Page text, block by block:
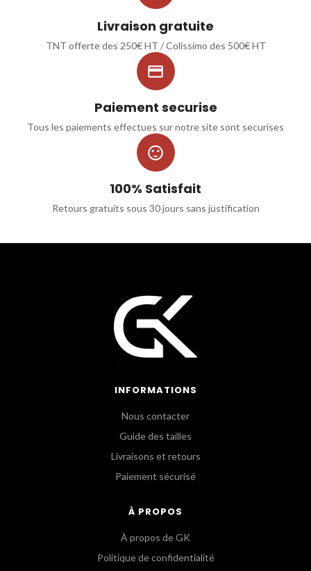
Livraison gratuite
TNT offerte des 250€ HT / Colissimo des 500€ HT

Paiement securise
Tous les paiements effectues sur notre site sont securises

100% Satisfait
Retours gratuits sous 30 jours sans justification
INFORMATIONS
Nous contacter
Guide des tailles
Livraisons et retours
Paiement sécurisé
À PROPOS
À propos de GK
Politique de confidentialité